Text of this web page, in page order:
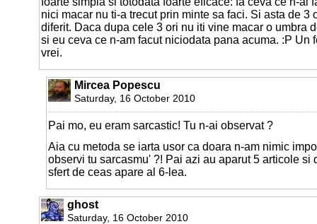
nici macar nu ti-a trecut prin minte sa faci. Si asta de 3
diferit. Daca dupa cele 3 ori nu iti vine macar o umbra
si eu ceva ce n-am facut niciodata pana acuma. :P Un
vrei.
Mircea Popescu
Saturday, 16 October 2010
Pai mo, eu eram sarcastic! Tu n-ai observat ?
Aia cu metoda se iarta usor ca doara n-am nimic
observi tu sarcasmu' ?! Pai azi au aparut 5 articole si
sfert de ceas apare al 6-lea.
ghost
Saturday, 16 October 2010